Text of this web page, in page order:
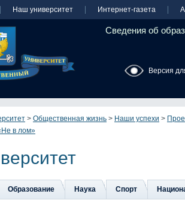
Наш университет Интернет-газета
Сведения об
Версия
> Общественная жизнь > Наши успехи >
в лом»
Образование Наука Спорт